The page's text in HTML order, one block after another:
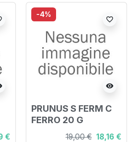
€
-4%
visibility
favorite_border
PRUNUS S FERM C
FERRO 20 G
GLOBULI WALA
19,00 € 18,16 €